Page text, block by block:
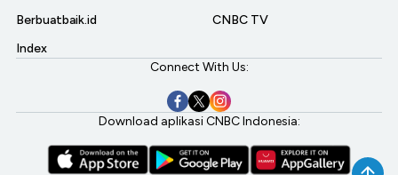
Berbuatbaik.id
Index
CNBC TV
Connect With Us:
Download aplikasi CNBC Indonesia: